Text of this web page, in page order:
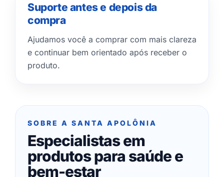
Suporte antes e depois da
compra
Ajudamos você a comprar com mais clareza
e continuar bem orientado após receber o
produto.
SOBRE A SANTA APOLÔNIA
Especialistas em
produtos para saúde e
bem-estar